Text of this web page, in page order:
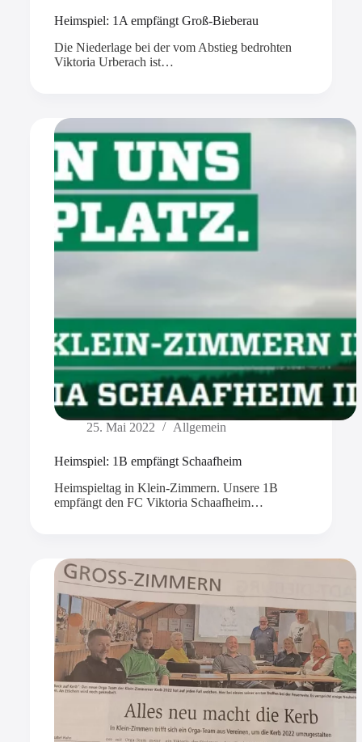
Heimspiel: 1A empfängt Groß-Bieberau
Die Niederlage bei der vom Abstieg bedrohten
Viktoria Urberach ist…
25. Mai 2022 Allgemein
Heimspiel: 1B empfängt Schaafheim
Heimspieltag in Klein-Zimmern. Unsere 1B
empfängt den FC Viktoria Schaafheim…